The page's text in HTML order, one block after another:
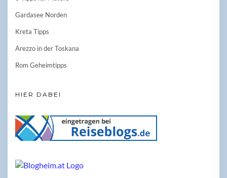
Gardasee Norden
Kreta Tipps
Arezzo in der Toskana
Rom Geheimtipps
HIER DABEI